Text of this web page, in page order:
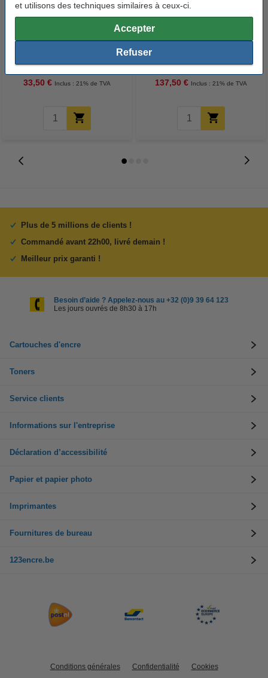
et utilisons des techniques similaires à ceux-ci.
Accepter
Refuser
123encre papier d'impression 1
g/m²
33,50 € Inclus : 21% de TVA
HP 305A (CE411A) toner
137,50 € Inclus : 21% de TVA
Plus de 5 millions de clients !
Commandé avant 22h00, livré demain !
Meilleur prix garanti !
Besoin d’aide ? Appelez-nous au +32 (0)9 39 64 123
Les jours ouvrés de 8h30 à 17h
Cartouches d'encre
Toners
Service clients
Informations sur l'entreprise
Déclaration d’accessibilité
Papier et papier photo
Imprimantes
Fournitures de bureau
123encre.be
Conditions générales Confidentialité Cookies